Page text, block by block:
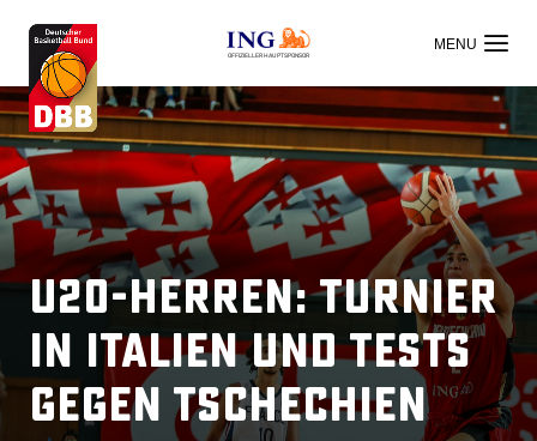
OFFIZIELLER HAUPTSPONSOR
U20-Herren: Turnier
in Italien und Tests
gegen Tschechien